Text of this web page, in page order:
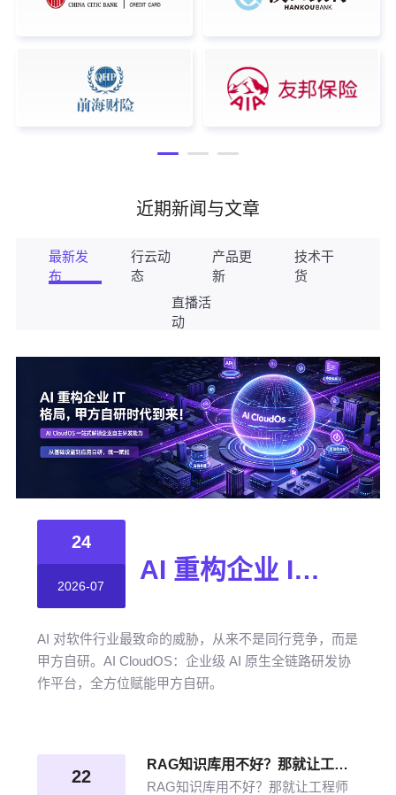
近期新闻与文章
最新发
布
行云动
态
产品更
新
技术干
货
直播活
动
24
2026-07
AI 重构企业 IT 格局，甲方自研时代到来！
AI 对软件行业最致命的威胁，从来不是同行竞争，而是
甲方自研。AI CloudOS：企业级 AI 原生全链路研发协
作平台，全方位赋能甲方自研。
22
RAG知识库用不好？那就让工程师自己快速构建知识图谱
RAG知识库用不好？那就让工程师